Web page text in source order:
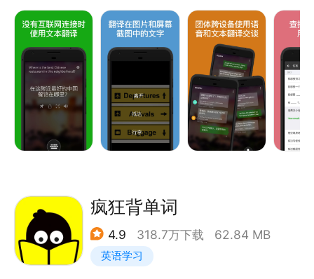
语、法语、梵语、菲律宾语、芬兰语、弗里西语、高棉
语、格鲁吉亚语、贡根语、古吉拉特语、瓜拉尼语、哈
萨克语、海地克里奥尔语、韩语、豪萨语、荷兰语、吉
尔吉斯语、加利西亚语、加泰罗尼亚语、捷克语、卡纳
达语、科西嘉语、克里奥尔语、克罗地亚语、克丘亚
语、库尔德语（库尔曼吉语）、库尔德语（索拉尼）、
拉丁语、拉脱维亚语、老挝语、立陶宛语、林格拉语、
卢干达语、卢森堡语、卢旺达语、罗马尼亚语、马尔加
语）、蒙古语、孟加拉语、米佐语、缅甸语、苗语、南
非科萨语、南非祖鲁语、尼泊尔语、挪威语、旁遮普
语、葡萄牙语、普什图语、齐切瓦语、契维语、日语、
• 将文本翻译成60余种语言，可在线或离线使用。
• 拍照翻译功能，可直接翻译相片和截屏内的文字。
• 语音翻译功能可实现单人使用，以及双人对话的分屏
模式实时翻译。
• 多人多语言会话翻译——连接多个设备并跨越多个语
种与*多100人进行面对面会话，每个人都可以选择自
己的语言。
• 查看单词的多种翻译与意思，为您找到用于表达自我
的*佳翻译。
• 下载离线语言包，以便您在没有网络连接时使用。
• 听取译文的读音，帮助您学外语，旅游和海外购物。
疯狂背单词
4.9 318.7万下载 62.84 MB
英语学习